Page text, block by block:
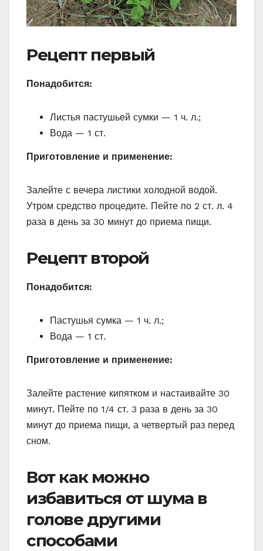
Рецепт первый
Понадобится:
Листья пастушьей сумки — 1 ч. л.;
Вода — 1 ст.
Приготовление и применение:
Залейте с вечера листики холодной водой.
Утром средство процедите. Пейте по 2 ст. л. 4
раза в день за 30 минут до приема пищи.
Рецепт второй
Понадобится:
Пастушья сумка — 1 ч. л.;
Вода — 1 ст.
Приготовление и применение:
Залейте растение кипятком и настаивайте 30
минут. Пейте по 1/4 ст. 3 раза в день за 30
минут до приема пищи, а четвертый раз перед
сном.
Вот как можно
избавиться от шума в
голове другими
способами